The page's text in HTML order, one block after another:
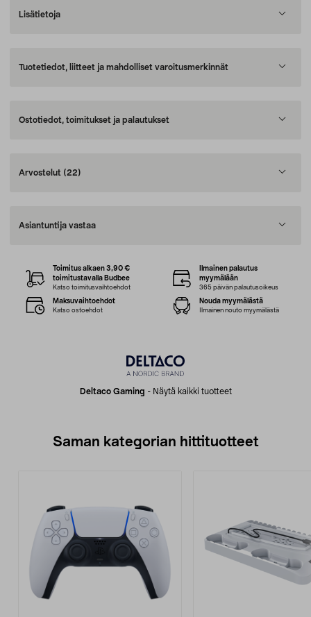
Lisätietoja
Tuotetiedot, liitteet ja mahdolliset varoitusmerkinnät
Ostotiedot, toimitukset ja palautukset
Arvostelut (22)
Asiantuntija vastaa
Deltaco Gaming - Näytä kaikki tuotteet
Toimitus alkaen 3,90 €
toimitustavalla Budbee
Katso toimitusvaihtoehdot
Ilmainen palautus
myymälään
365 päivän palautusoikeus
Maksuvaihtoehdot
Katso ostoehdot
Nouda myymälästä
Ilmainen nouto myymälästä
Saman kategorian hittituotteet